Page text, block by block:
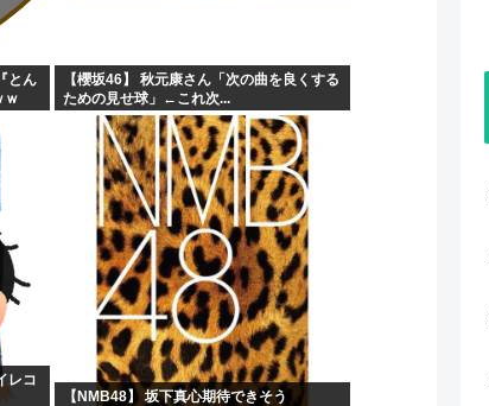
とん
ｗ
【櫻坂46】 秋元康さん「次の曲を良くする
ための見せ球」←これ次...
レコ
【NMB48】 坂下真心期待できそう